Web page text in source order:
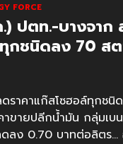
FORCE
ปตท.-บางจาก
กชนิดลง 70 ส
ราคาแก๊สโซฮอล์ทุกชนิ
ขายปลีกน้ำมัน กลุ่มเบ
ลง 0.70 บาทต่อลิตร...